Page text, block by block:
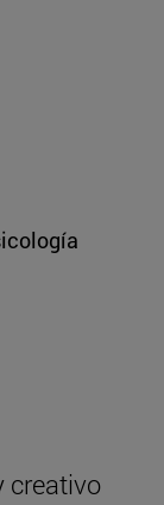
creativo